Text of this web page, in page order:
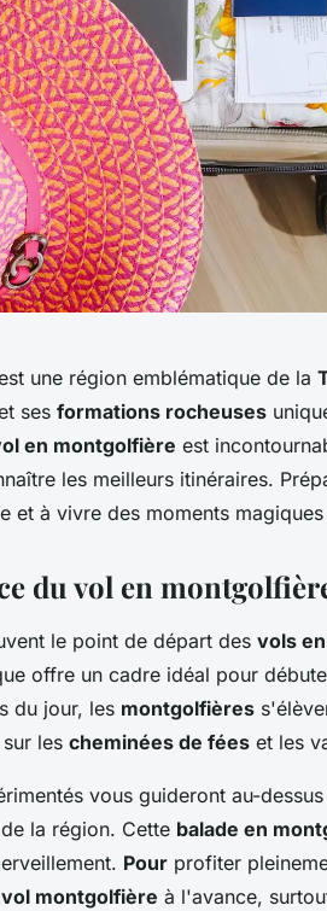
une région emblématique de la
ses formations rocheuses
en montgolfière est
les meilleurs itinéraires.
et à vivre des moments magiques
du vol en
le point de départ des vols
offre un cadre idéal pour
du jour, les montgolfières
les cheminées de fées et les
vous guideront au-
la région. Cette balade en
Pour profiter
vol montgolfière à l'avance,